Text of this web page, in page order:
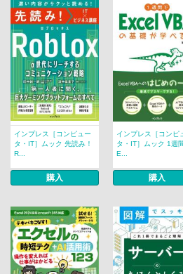
インプレス［コンピュー
タ・IT］ムック 先読み！
R...
購入
インプレス［コンピ
タ・IT］ムック 1週
E...
購入